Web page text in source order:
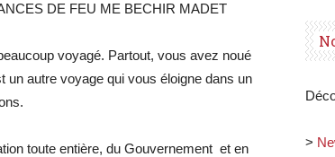
DE FEU ME BECHIR MADET
voyagé. Partout, vous avez noué
un autre voyage qui vous éloigne dans un
toute entière, du Gouvernement et en
>